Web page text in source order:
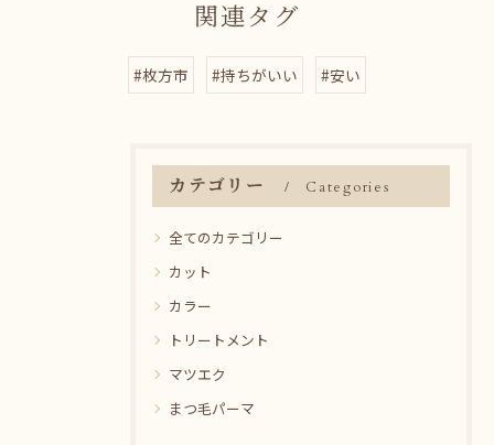
関連タグ
#枚方市 #持ちがいい #安い
カテゴリー Categories
全てのカテゴリー
カット
カラー
トリートメント
マツエク
まつ毛パーマ